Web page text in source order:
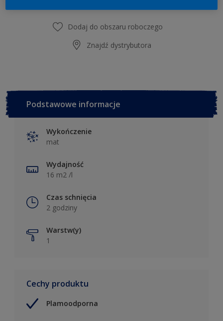
Dodaj do obszaru roboczego
Znajdź dystrybutora
Podstawowe informacje
Wykończenie
mat
Wydajność
16 m2 /l
Czas schnięcia
2 godziny
Warstw(y)
1
Cechy produktu
Plamoodporna